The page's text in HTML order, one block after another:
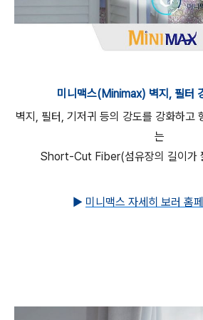
미니맥스(Minimax) 벽지, 필터
벽지, 필터, 기저귀 등의 강도를 강화하고
는
Short-Cut Fiber(섬유장의 길이가
▶ 미니맥스 자세히 보러 홈